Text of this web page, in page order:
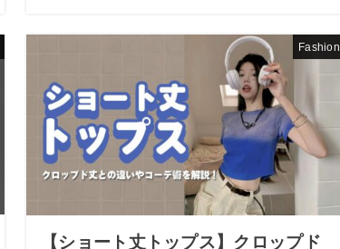
Fashion
【ショート丈トップス】クロップド